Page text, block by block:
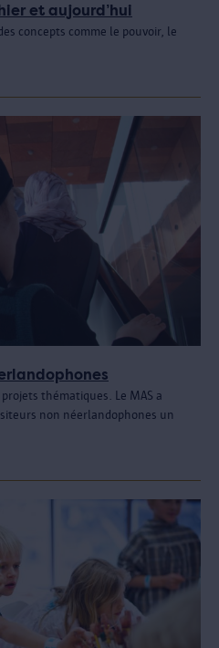
et aujourd’hui
concepts comme le pouvoir, le
thématiques. Le MAS a
non néerlandophones un